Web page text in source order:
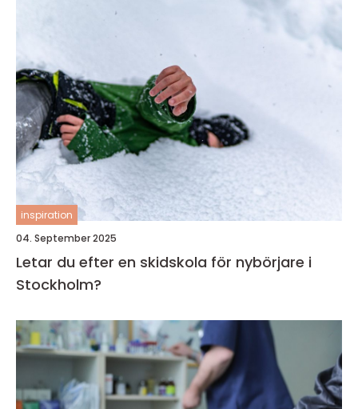
inspiration
04. September 2025
Letar du efter en skidskola för nybörjare i
Stockholm?